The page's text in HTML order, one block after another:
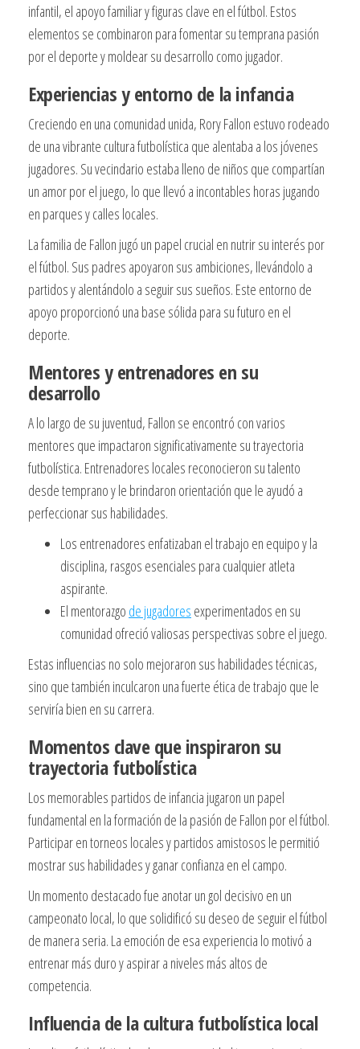
infantil, el apoyo familiar y figuras clave en el fútbol. Estos
elementos se combinaron para fomentar su temprana pasión
por el deporte y moldear su desarrollo como jugador.
Experiencias y entorno de la infancia
Creciendo en una comunidad unida, Rory Fallon estuvo rodeado
de una vibrante cultura futbolística que alentaba a los jóvenes
jugadores. Su vecindario estaba lleno de niños que compartían
un amor por el juego, lo que llevó a incontables horas jugando
en parques y calles locales.
La familia de Fallon jugó un papel crucial en nutrir su interés por
el fútbol. Sus padres apoyaron sus ambiciones, llevándolo a
partidos y alentándolo a seguir sus sueños. Este entorno de
apoyo proporcionó una base sólida para su futuro en el
deporte.
Mentores y entrenadores en su
desarrollo
A lo largo de su juventud, Fallon se encontró con varios
mentores que impactaron significativamente su trayectoria
futbolística. Entrenadores locales reconocieron su talento
desde temprano y le brindaron orientación que le ayudó a
perfeccionar sus habilidades.
Los entrenadores enfatizaban el trabajo en equipo y la
disciplina, rasgos esenciales para cualquier atleta
aspirante.
El mentorazgo de jugadores experimentados en su
comunidad ofreció valiosas perspectivas sobre el juego.
Estas influencias no solo mejoraron sus habilidades técnicas,
sino que también inculcaron una fuerte ética de trabajo que le
serviría bien en su carrera.
Momentos clave que inspiraron su
trayectoria futbolística
Los memorables partidos de infancia jugaron un papel
fundamental en la formación de la pasión de Fallon por el fútbol.
Participar en torneos locales y partidos amistosos le permitió
mostrar sus habilidades y ganar confianza en el campo.
Un momento destacado fue anotar un gol decisivo en un
campeonato local, lo que solidificó su deseo de seguir el fútbol
de manera seria. La emoción de esa experiencia lo motivó a
entrenar más duro y aspirar a niveles más altos de
competencia.
Influencia de la cultura futbolística local